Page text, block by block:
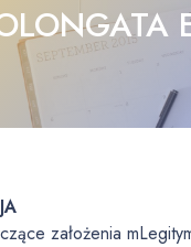
założenia